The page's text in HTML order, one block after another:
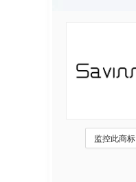
监控此商标